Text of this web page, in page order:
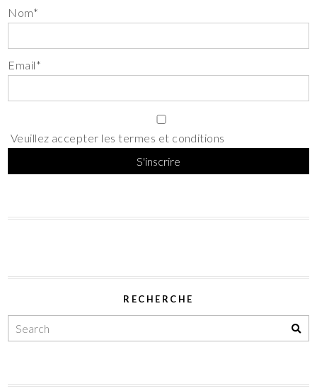
Nom*
Email*
Veuillez accepter les termes et conditions
RECHERCHE